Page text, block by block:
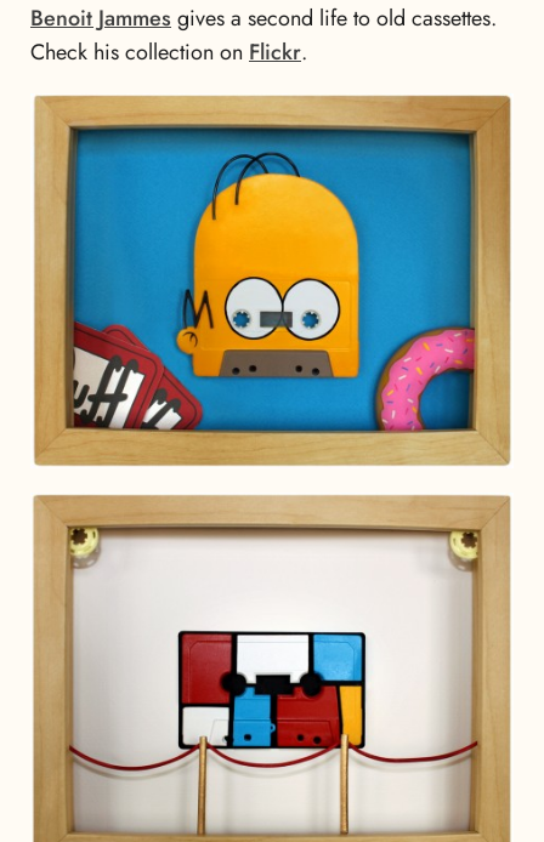
Benoit Jammes gives a second life to old cassettes.
Check his collection on Flickr.